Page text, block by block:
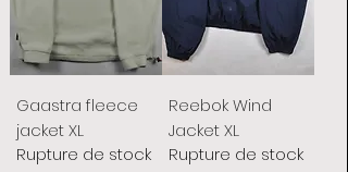
Gaastra fleece
jacket XL
Rupture de stock
Reebok Wind
Jacket XL
Rupture de stock